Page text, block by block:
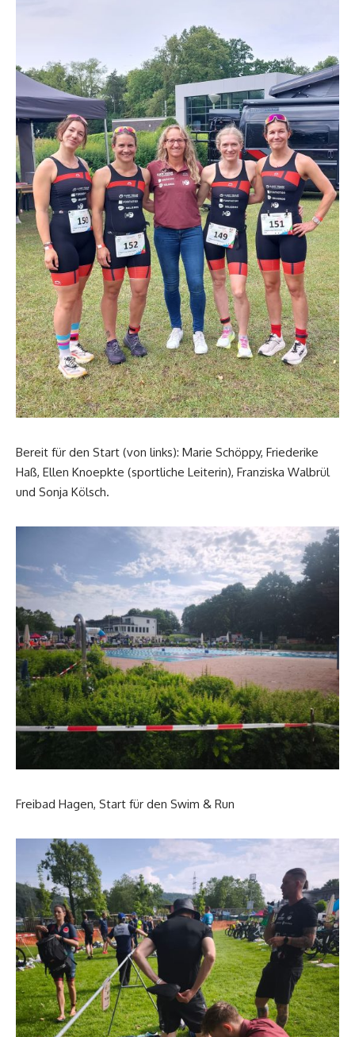
Bereit für den Start (von links): Marie Schöppy, Friederike
Haß, Ellen Knoepkte (sportliche Leiterin), Franziska Walbrül
und Sonja Kölsch.
Freibad Hagen, Start für den Swim & Run